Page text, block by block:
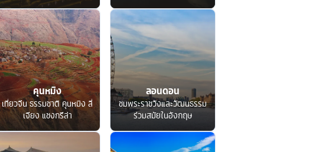
คุนหมิง
เที่ยวจีน ธรรมชาติ คุนหมิง ลี่
เจียง แชงกรีล่า
ลอนดอน
ชมพระราชวังและวัฒนธรรม
ร่วมสมัยในอังกฤษ